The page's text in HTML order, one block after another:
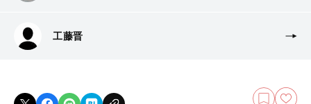
工藤晋